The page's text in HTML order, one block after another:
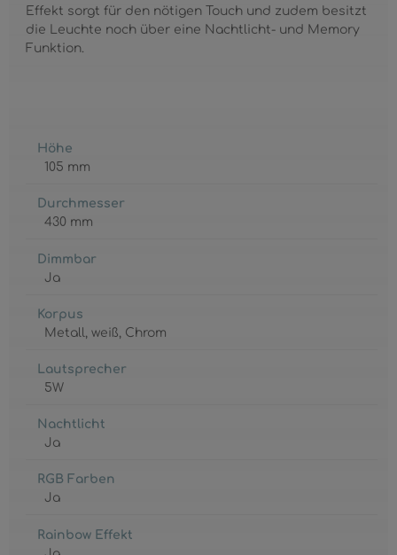
Effekt sorgt für den nötigen Touch und zudem besitzt
die Leuchte noch über eine Nachtlicht- und Memory
Funktion.
Höhe
105 mm
Durchmesser
430 mm
Dimmbar
Ja
Korpus
Metall , weiß, Chrom
Lautsprecher
5W
Nachtlicht
Ja
RGB Farben
Ja
Rainbow Effekt